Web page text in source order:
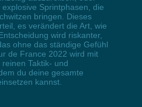
Sprintphasen, die
bringen. Dieses
es verändert die Art, wie
wird riskanter,
ohne das ständige Gefühl
de France 2022 wird mit
Taktik- und
du deine gesamte
kannst.